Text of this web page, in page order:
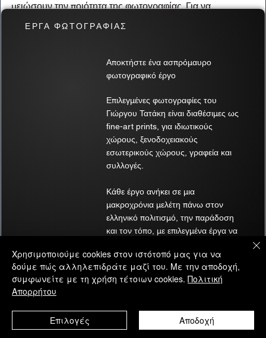
μειώσουν την ποιότητα της φωτογραφίας. Για να
ελαχιστοποιήσεις το θόρυβο, απόφυγε τη λήψη σε υψηλές
καλλιτεχνικό στοιχείο, αλλά έχε υπόψη τον αντίκτυπό του
στη συνολική ποιότητα και καθαρότητα της εικόνας.
Τεχνικές επεξεργασίας
Λογισμικό επεξεργασίας
ΕΡΓΑ ΦΩΤΟΓΡΑΦΙΑΣ
Αποκτήστε ένα ασπρόμαυρο
φωτογραφικό έργο
Επιλεγμένες φωτογραφίες του
Γιώργου Τατάκη είναι διαθέσιμες ως
fine-art prints, για ιδιωτικούς
χώρους, ξενοδοχειακούς
εσωτερικούς χώρους, γραφεία και
συλλογές.
Κάθε έργο ανήκει σε μια
μακροχρόνια μελέτη πάνω στον
ελληνικό πολιτισμό, την παράδοση
και τον τόπο, με επιλεγμένα έργα να
και αρχεία.
Δείτε τα έργα
Χρησιμοποιούμε cookies στον ιστότοπό μας για να
δούμε πώς αλληλεπιδράτε μαζί του. Με την αποδοχή,
συμφωνείτε με τη χρήση τέτοιων cookies. Πολιτική
Απορρήτου
Επιλογές Αποδοχή